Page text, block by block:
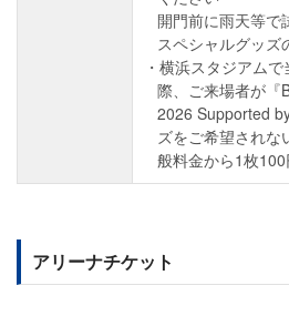
開門前に雨天等で
スペシャルグッズ
横浜スタジアムで
際、ご来場者が
2026 Supported
ズをご希望されな
般料金から1枚
アリーナチケット